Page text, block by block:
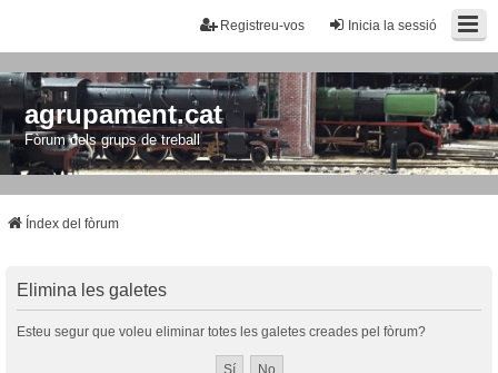
Inicia la sessió
Registreu-vos
agrupament.cat
Fòrum dels grups de treball
Índex del fòrum
Elimina les galetes
Esteu segur que voleu eliminar totes les galetes creades pel fòrum?